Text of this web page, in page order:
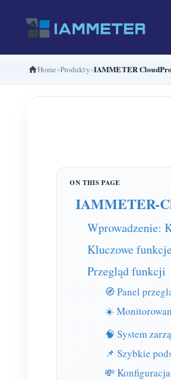
Home Produkty IAMMETER CloudPro
IAMMETER-
Wprowadzenie:
Kluczowe
Przegląd funkcji
🧭 Panel
☀️
🧠 System
📌 Szybkie
💸